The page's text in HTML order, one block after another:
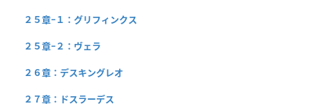
２５章−１：グリフィンクス
２５章−２：ヴェラ
２６章：デスキングレオ
２７章：ドスラーデス